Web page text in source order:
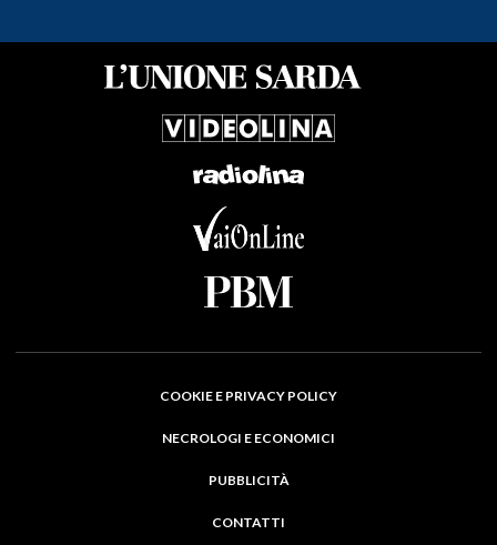
COOKIE E PRIVACY POLICY
NECROLOGI E ECONOMICI
PUBBLICITÀ
CONTATTI